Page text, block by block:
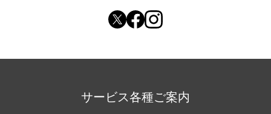
サービス各種ご案内